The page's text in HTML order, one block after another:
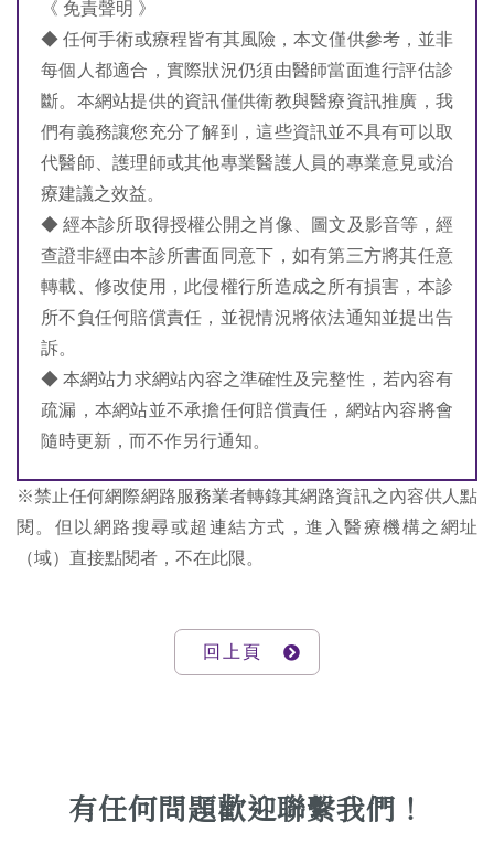
《 免責聲明 》
◆ 任何手術或療程皆有其風險，本文僅供參考，並非
每個人都適合，實際狀況仍須由醫師當面進行評估診
斷。本網站提供的資訊僅供衛教與醫療資訊推廣，我
們有義務讓您充分了解到，這些資訊並不具有可以取
代醫師、護理師或其他專業醫護人員的專業意見或治
療建議之效益。
◆ 經本診所取得授權公開之肖像、圖文及影音等，經
查證非經由本診所書面同意下，如有第三方將其任意
轉載、修改使用，此侵權行所造成之所有損害，本診
所不負任何賠償責任，並視情況將依法通知並提出告
訴。
◆ 本網站力求網站內容之準確性及完整性，若內容有
疏漏，本網站並不承擔任何賠償責任，網站內容將會
隨時更新，而不作另行通知。
※禁止任何網際網路服務業者轉錄其網路資訊之內容供人點
閱。但以網路搜尋或超連結方式，進入醫療機構之網址
（域）直接點閱者，不在此限。
回上頁
有任何問題歡迎聯繫我們！